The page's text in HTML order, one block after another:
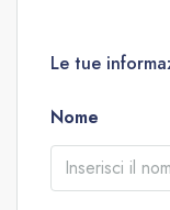
Le tue
Nome